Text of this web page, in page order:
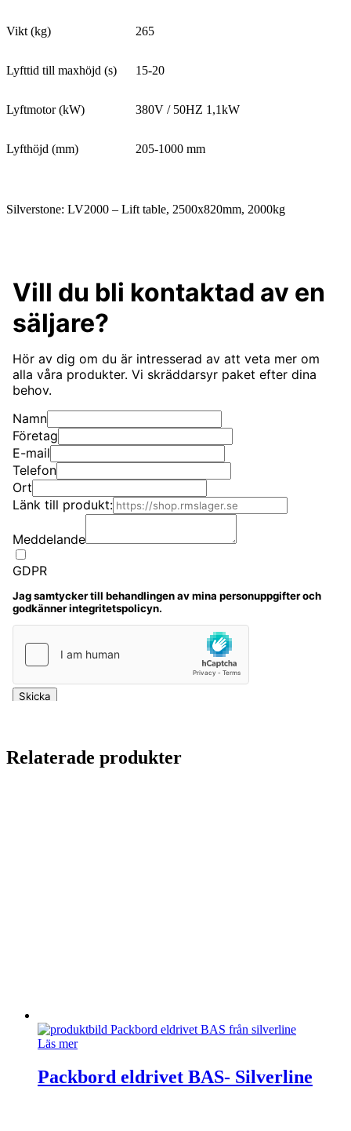
Vikt (kg) 265
Lyfttid till maxhöjd (s) 15-20
Lyftmotor (kW) 380V / 50HZ 1,1kW
Lyfthöjd (mm) 205-1000 mm
Silverstone: LV2000 – Lift table, 2500x820mm, 2000kg
Relaterade produkter
Läs mer
Packbord eldrivet BAS- Silverline